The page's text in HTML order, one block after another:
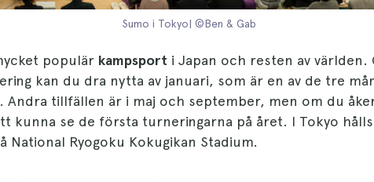
Sumo i Tokyo| ©Ben & Gab
populär kampsport i Japan och resten av världen.
kan du dra nytta av januari, som är en av de tre
Andra tillfällen är i maj och september, men om du
kunna se de första turneringarna på året. I Tokyo hålls
National Ryogoku Kokugikan Stadium.